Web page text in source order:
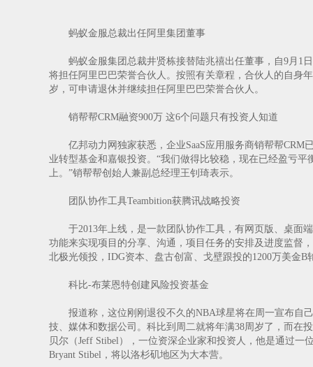
蚂蚁金服总裁出任阿里集团董事
蚂蚁金服集团总裁井贤栋接替陆兆禧出任董事，自9月1
将担任阿里巴巴荣誉合伙人。按照有关章程，合伙人的自身
岁，可申请退休并继续担任阿里巴巴荣誉合伙人。
销帮帮CRM融资900万 这6个问题只有投资人知道
亿邦动力网独家获悉，企业SaaS应用服务商销帮帮CRM
业转型基金和嘉银投资。“我们做得比较稳，现在已经盈亏
上。”销帮帮创始人兼副总经理王钊琦表示。
团队协作工具Teambition获腾讯战略投资
于2013年上线，是一款团队协作工具，有网页版、桌面
功能来实现项目的分享、沟通，项目任务的安排及进度监督
北极光领投，IDG资本、盘古创富、戈壁跟投的1200万美金
科比-布莱恩特创建风险投资基金
报道称，这位刚刚退役不久的NBA球星将在周一宣布自
技、媒体和数据公司。科比到周二就将年满38周岁了，而
贝尔（Jeff Stibel），一位资深企业家和投资人，他是通过
Bryant Stibel，将以洛杉矶地区为大本营。